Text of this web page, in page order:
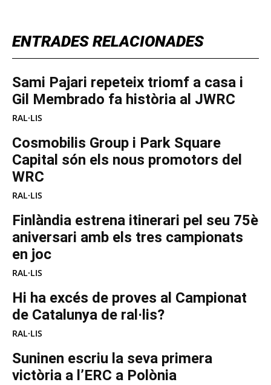
ENTRADES RELACIONADES
Sami Pajari repeteix triomf a casa i
Gil Membrado fa història al JWRC
RAL·LIS
Cosmobilis Group i Park Square
Capital són els nous promotors del
WRC
RAL·LIS
Finlàndia estrena itinerari pel seu 75è
aniversari amb els tres campionats
en joc
RAL·LIS
Hi ha excés de proves al Campionat
de Catalunya de ral·lis?
RAL·LIS
Suninen escriu la seva primera
victòria a l’ERC a Polònia